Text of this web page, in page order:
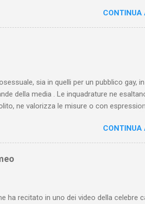
CONTINUA
sia in quelli per un pubblico gay,
della media . Le inquadrature ne
ne valorizza le misure o con
addirittura sbeffeggiato. L’esaltazione
rivolta a un pubblico maschile
sul motivo per il quale un maschio
di una pellicola che ne stimola
di un altro uomo. Molti psicologi e
CONTINUA
ha recitato in uno dei video della celebre